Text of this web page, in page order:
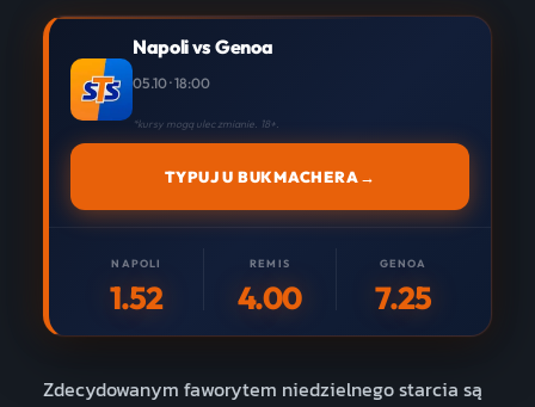
Napoli vs Genoa
05.10 · 18:00
*kursy mogą ulec zmianie. 18+.
TYPUJ U BUKMACHERA→
NAPOLI
1.52
REMIS
4.00
GENOA
7.25
Zdecydowanym faworytem niedzielnego starcia są